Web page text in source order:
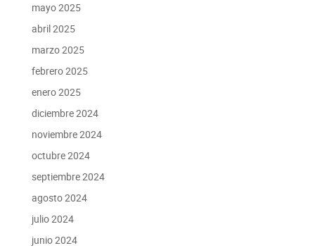
mayo 2025
abril 2025
marzo 2025
febrero 2025
enero 2025
diciembre 2024
noviembre 2024
octubre 2024
septiembre 2024
agosto 2024
julio 2024
junio 2024